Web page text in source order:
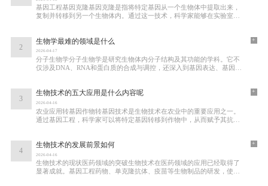
基因工程基因克隆基因克隆是指将特定基因从一个生物体中提取出来，
复制并转移到另一个生物体内。通过这一技术，科学家能够在实验室中
2
生物学最难的领域是什么
2026-04-17
分子生物学分子生物学是研究生物体内分子结构及其功能的学科。它不
仅涉及DNA、RNA和蛋白质的合成与调控，还深入到基因表达、基因组
+
3
生物技术的五大应用是什么内容呢
2026-04-16
农业应用转基因作物转基因技术是生物技术在农业中的重要应用之一。
通过基因工程，科学家可以将特定基因转移到作物中，从而赋予其抗病
+
4
生物技术的发展前景如何
2026-04-16
生物技术的现状医药领域的突破生物技术在医药领域的应用已经取得了
显著成就。基因工程药物、单克隆抗体、疫苗等生物制品的研发，使得
+